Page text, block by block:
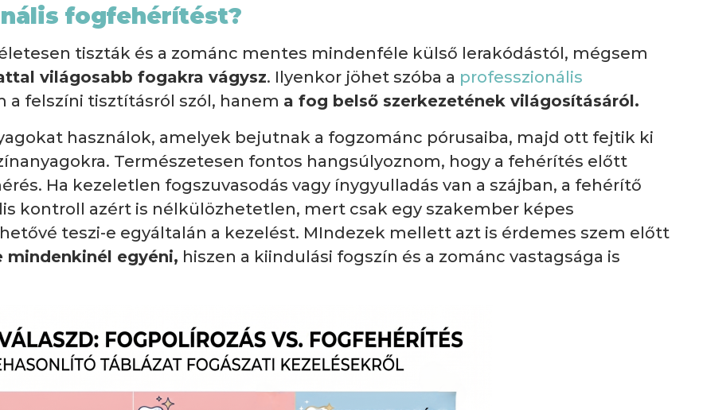
fogfehérítést?
tiszták és a zománc mentes mindenféle külső lerakódástól, mégsem
világosabb fogakra vágysz. Ilyenkor jöhet szóba a professzionális
a felszíni tisztításról szól, hanem a fog belső szerkezetének világosításáról.
használok, amelyek bejutnak a fogzománc pórusaiba, majd ott fejtik ki
Természetesen fontos hangsúlyoznom, hogy a fehérítés előtt
Ha kezeletlen fogszuvasodás vagy ínygyulladás van a szájban, a fehérítő
kontroll azért is nélkülözhetetlen, mert csak egy szakember képes
teszi-e egyáltalán a kezelést. MIndezek mellett azt is érdemes szem előtt
egyéni, hiszen a kiindulási fogszín és a zománc vastagsága is